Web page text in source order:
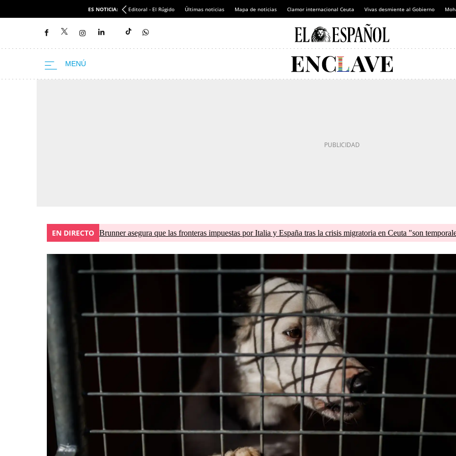
ES NOTICIA: Editoral - El Rúgido Últimas noticias Mapa de noticias Clamor internacional Ceuta Vivas desmiente al Gobierno
EN DIRECTO Brunner asegura que las fronteras impuestas por Italia y España tras la crisis migratoria en Ceuta "son